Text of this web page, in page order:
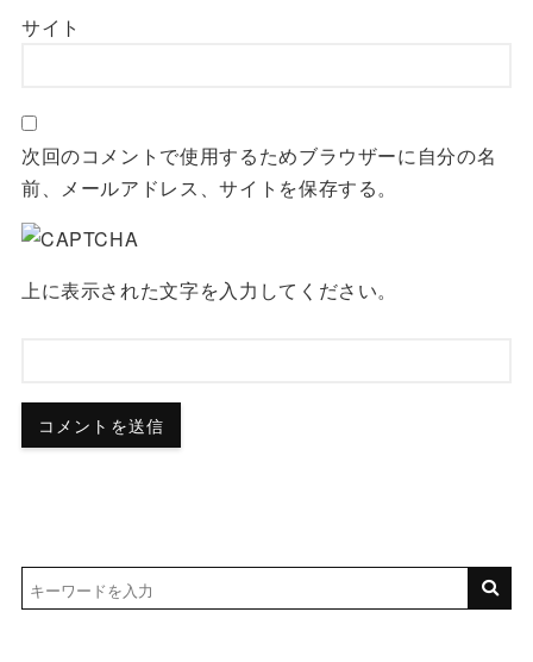
サイト
次回のコメントで使用するためブラウザーに自分の名
前、メールアドレス、サイトを保存する。
上に表示された文字を入力してください。